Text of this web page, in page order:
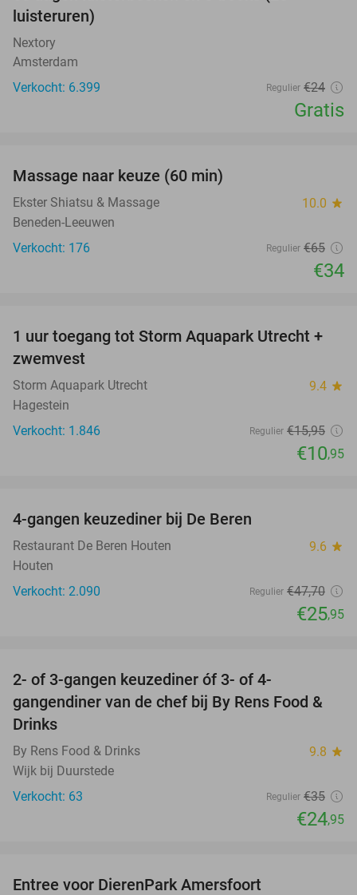
luisteruren)
Nextory
Amsterdam
Verkocht: 6.399
Regulier €24
Gratis
Massage naar keuze (60 min)
Ekster Shiatsu & Massage 10.0 star
Beneden-Leeuwen
Verkocht: 176
Regulier €65
€34
31%
1 uur toegang tot Storm Aquapark Utrecht +
zwemvest
Storm Aquapark Utrecht 9.4 star
Hagestein
Verkocht: 1.846
Regulier €15,95
€10,95
4-gangen keuzediner bij De Beren
Restaurant De Beren Houten 9.6 star
Houten
Verkocht: 2.090
Regulier €47,70
€25,95
2- of 3-gangen keuzediner óf 3- of 4-
gangendiner van de chef bij By Rens Food &
Drinks
By Rens Food & Drinks 9.8 star
Wijk bij Duurstede
Verkocht: 63
Regulier €35
€24,95
Entree voor DierenPark Amersfoort